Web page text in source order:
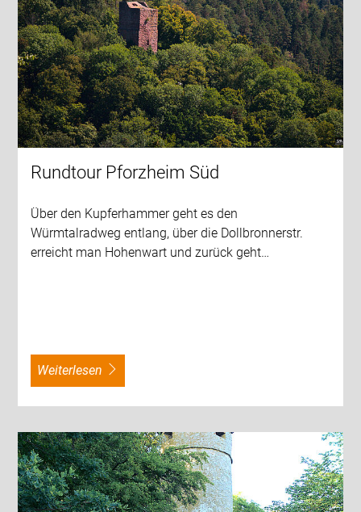
Rundtour Pforzheim Süd
Über den Kupferhammer geht es den
Würmtalradweg entlang, über die Dollbronnerstr.
erreicht man Hohenwart und zurück geht…
weiterlesen